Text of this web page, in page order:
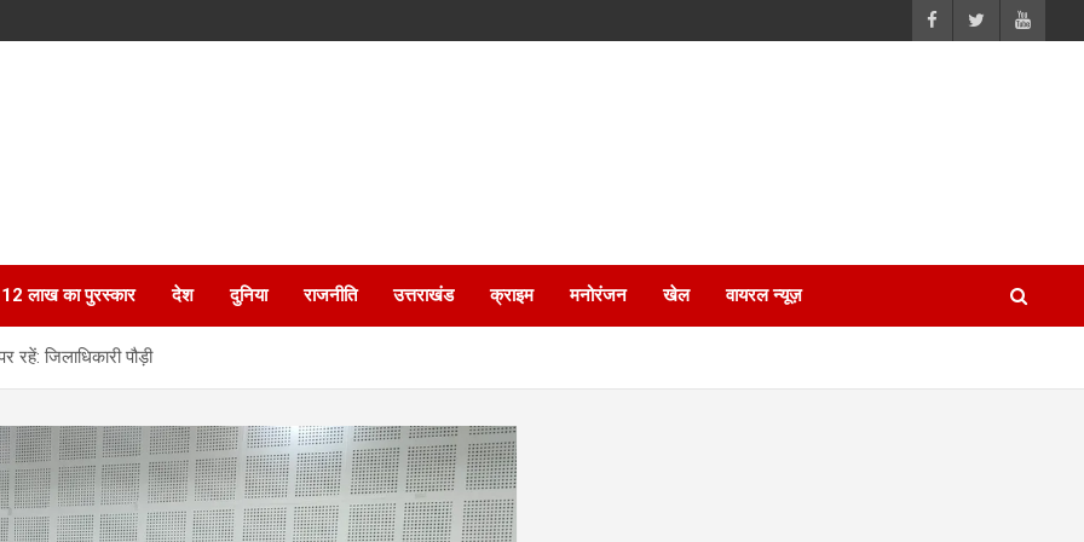
12 लाख का पुरस्कार देश दुनिया राजनीति उत्तराखंड क्राइम मनोरंजन खेल वायरल न्यूज़
रहें: जिलाधिकारी पौड़ी